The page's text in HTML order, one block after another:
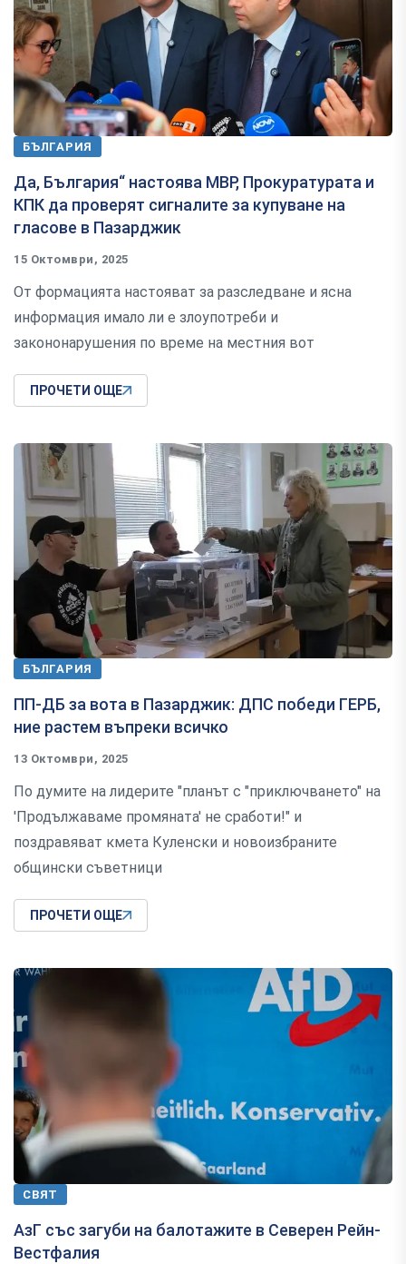
БЪЛГАРИЯ
Да, България“ настоява МВР, Прокуратурата и
КПК да проверят сигналите за купуване на
гласове в Пазарджик
15 Октомври, 2025
От формацията настояват за разследване и ясна
информация имало ли е злоупотреби и
закононарушения по време на местния вот
ПРОЧЕТИ ОЩЕ
БЪЛГАРИЯ
ПП-ДБ за вота в Пазарджик: ДПС победи ГЕРБ,
ние растем въпреки всичко
13 Октомври, 2025
По думите на лидерите "планът с "приключването" на
'Продължаваме промяната' не сработи!" и
поздравяват кмета Куленски и новоизбраните
общински съветници
ПРОЧЕТИ ОЩЕ
СВЯТ
АзГ със загуби на балотажите в Северен Рейн-
Вестфалия